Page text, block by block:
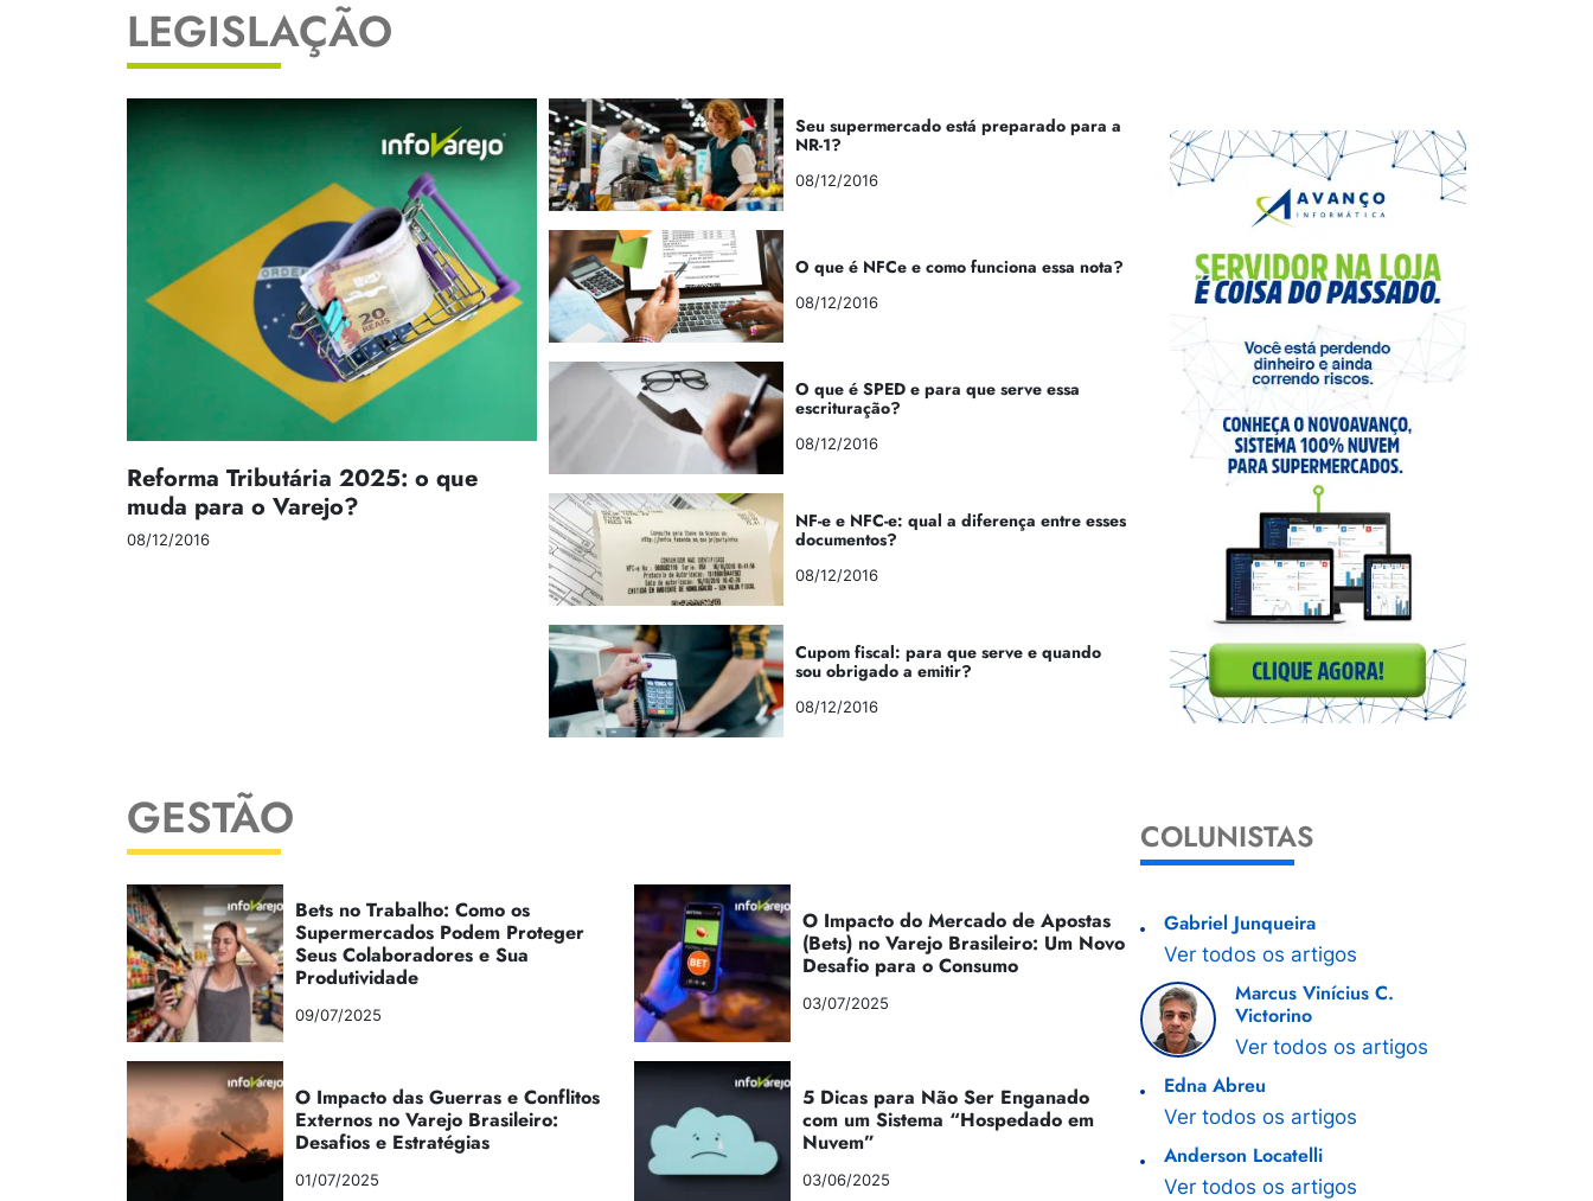
LEGISLAÇÃO
Reforma Tributária 2025: o que
muda para o Varejo?
08/12/2016
Seu supermercado está preparado para a
NR-1?
08/12/2016
O que é NFCe e como funciona essa nota?
08/12/2016
O que é SPED e para que serve essa
escrituração?
08/12/2016
NF-e e NFC-e: qual a diferença entre esses
documentos?
08/12/2016
Cupom fiscal: para que serve e quando
sou obrigado a emitir?
08/12/2016
GESTÃO
Bets no Trabalho: Como os
Supermercados Podem Proteger
Seus Colaboradores e Sua
Produtividade
09/07/2025
O Impacto do Mercado de Apostas
(Bets) no Varejo Brasileiro: Um Novo
Desafio para o Consumo
03/07/2025
O Impacto das Guerras e Conflitos
Externos no Varejo Brasileiro:
Desafios e Estratégias
01/07/2025
5 Dicas para Não Ser Enganado
com um Sistema “Hospedado em
Nuvem”
03/06/2025
COLUNISTAS
Gabriel Junqueira
Ver todos os artigos
Marcus Vinícius C.
Victorino
Ver todos os artigos
Edna Abreu
Ver todos os artigos
Anderson Locatelli
Ver todos os artigos